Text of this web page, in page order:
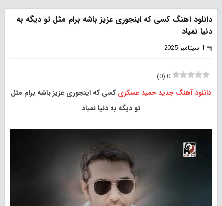
دانلود آهنگ کسی که اینجوری عزیز باشه برام مثل تو دیگه به
دنیا نمیاد
1 سپتامبر 2025
0
(
0
)
دانلود آهنگ جدیدحمید عسکریکسی که اینجوری عزیز باشه برام مثل
تو دیگه به دنیا نمیاد